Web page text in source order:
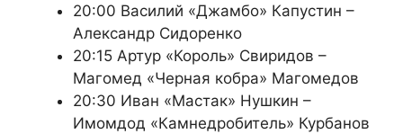
20:00 Василий «Джамбо» Капустин –
Александр Сидоренко
20:15 Артур «Король» Свиридов –
Магомед «Черная кобра» Магомедов
20:30 Иван «Мастак» Нушкин –
Имомдод «Камнедробитель» Курбанов